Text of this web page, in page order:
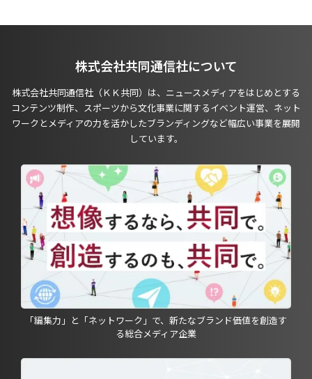
株式会社共同通信社について
株式会社共同通信社（ＫＫ共同）は、ニュースメディアをはじめとする
コンテンツ制作、スポーツから文化事業に関するイベント運営、ネット
ワークとメディアの力を活かしたブランディングなど幅広い事業を展開
しています。
「編集力」と「ネットワーク」で、新たなブランド価値を創造す
る総合メディア企業